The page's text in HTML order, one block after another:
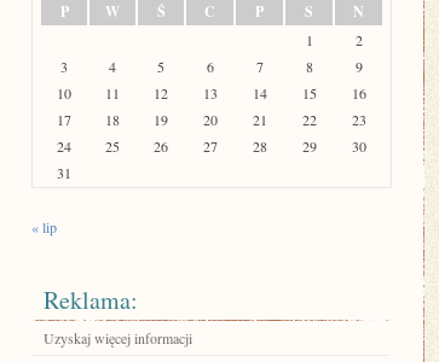
P
W Ś C P S N
1
2
3
4 5 6 7 8
9
10
11 12 13 14 15
16
17
18 19 20 21 22
23
24
25 26 27 28 29
30
31
« lip
Reklama:
Uzyskaj więcej informacji